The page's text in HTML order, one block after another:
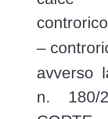
–
avverso
n. 180/